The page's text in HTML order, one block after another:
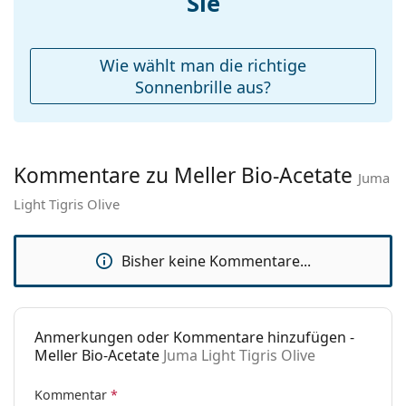
Sonnenbrillen, um weitere Modelle beliebter Marken
Reinigungstuch:
Ja
Marke:
Meller
Verwendung:
Code:
Juma Light Tigris Olive
Wie wählt man die richtige
Sonnenbrille aus?
Kommentare zu Meller Bio-Acetate Juma
Light Tigris Olive
Bisher keine Kommentare...
Anmerkungen oder Kommentare hinzufügen -
Meller Bio-Acetate Juma Light Tigris Olive
Kommentar *